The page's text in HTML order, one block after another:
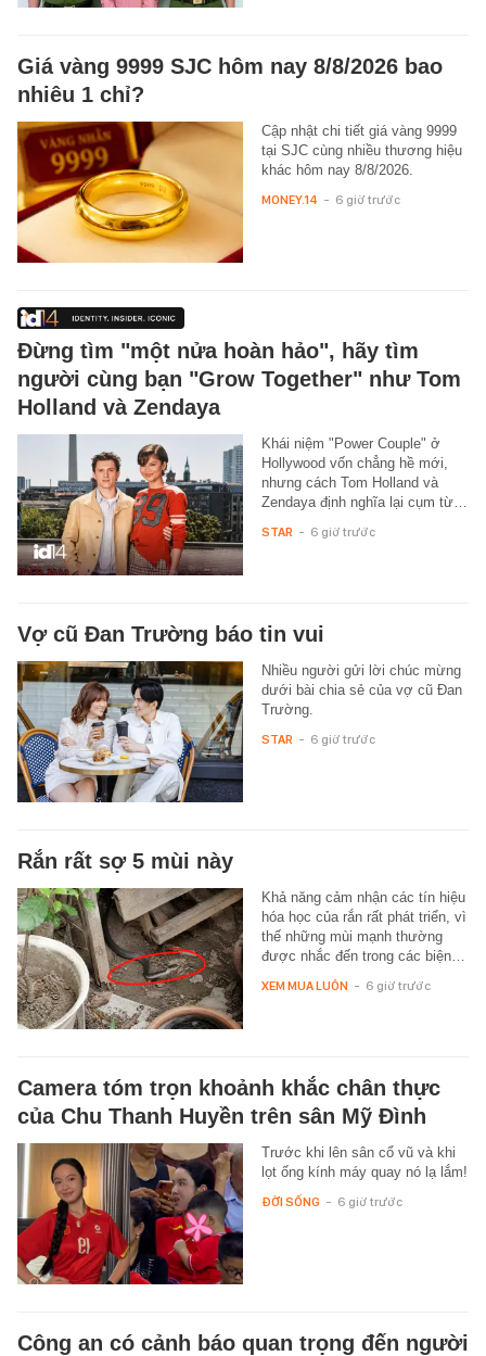
Giá vàng 9999 SJC hôm nay 8/8/2026 bao
nhiêu 1 chỉ?
Cập nhật chi tiết giá vàng 9999
tại SJC cùng nhiều thương hiệu
khác hôm nay 8/8/2026.
MONEY.14 - 6 giờ trước
Đừng tìm "một nửa hoàn hảo", hãy tìm
người cùng bạn "Grow Together" như Tom
Holland và Zendaya
Khái niệm "Power Couple" ở
Hollywood vốn chẳng hề mới,
nhưng cách Tom Holland và
Zendaya định nghĩa lại cụm từ…
STAR - 6 giờ trước
Vợ cũ Đan Trường báo tin vui
Nhiều người gửi lời chúc mừng
dưới bài chia sẻ của vợ cũ Đan
Trường.
STAR - 6 giờ trước
Rắn rất sợ 5 mùi này
Khả năng cảm nhận các tín hiệu
hóa học của rắn rất phát triển, vì
thế những mùi mạnh thường
được nhắc đến trong các biện…
XEM MUA LUÔN - 6 giờ trước
Camera tóm trọn khoảnh khắc chân thực
của Chu Thanh Huyền trên sân Mỹ Đình
Trước khi lên sân cổ vũ và khi
lọt ống kính máy quay nó lạ lắm!
ĐỜI SỐNG - 6 giờ trước
Công an có cảnh báo quan trọng đến người